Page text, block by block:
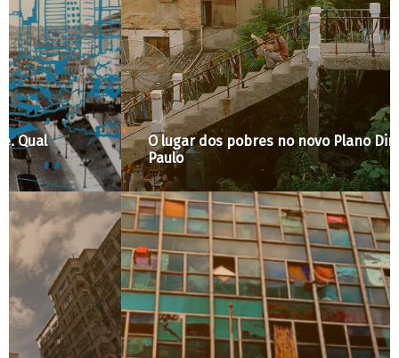
O lugar dos pobres no novo Plano Diretor de São
Paulo